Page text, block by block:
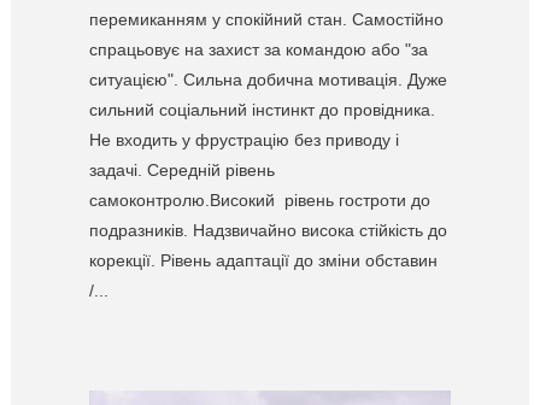
перемиканням у спокійний стан. Самостійно
спрацьовує на захист за командою або "за
ситуацією". Сильна добична мотивація. Дуже
сильний соціальний інстинкт до провідника.
Не входить у фрустрацію без приводу і
задачі. Середній рівень
самоконтролю.Високий рівень гостроти до
подразників. Надзвичайно висока стійкість до
корекції. Рівень адаптації до зміни обставин
/...